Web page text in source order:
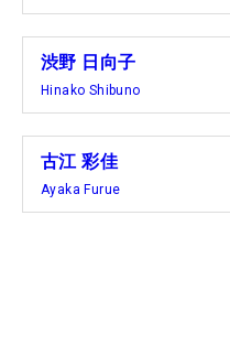
渋野 日向子
Hinako Shibuno
古江 彩佳
Ayaka Furue